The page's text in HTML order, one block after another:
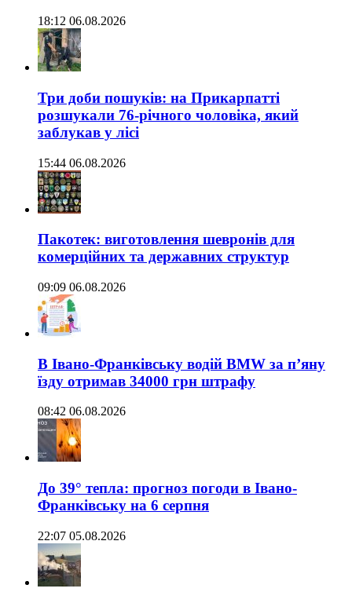
18:12 06.08.2026
Три доби пошуків: на Прикарпатті
розшукали 76-річного чоловіка, який
заблукав у лісі
15:44 06.08.2026
Пакотек: виготовлення шевронів для
комерційних та державних структур
09:09 06.08.2026
В Івано-Франківську водій BMW за п’яну
їзду отримав 34000 грн штрафу
08:42 06.08.2026
До 39° тепла: прогноз погоди в Івано-
Франківську на 6 серпня
22:07 05.08.2026